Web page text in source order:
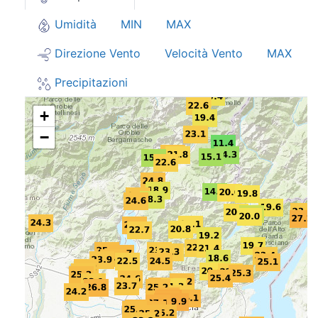
Umidità MIN MAX
Direzione Vento Velocità Vento MAX
Precipitazioni
+
−